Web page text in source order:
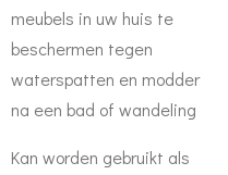
meubels in uw huis te
beschermen tegen
waterspatten en modder
na een bad of wandeling
Kan worden gebruikt als